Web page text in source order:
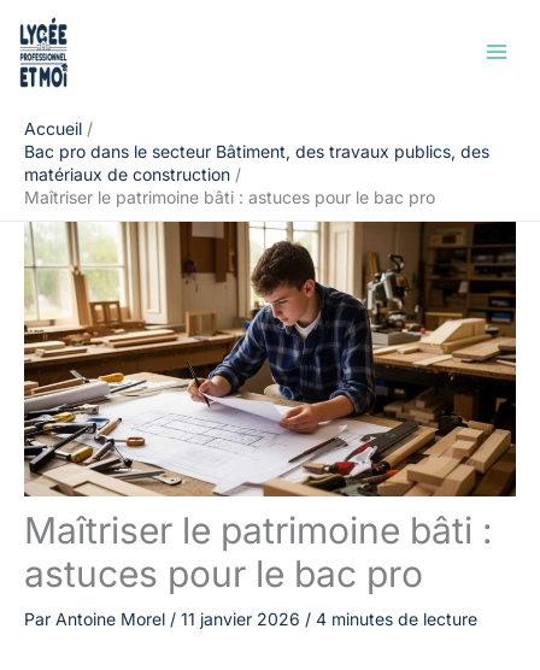
contenu
Accueil
Bac pro dans le secteur Bâtiment, des travaux publics, des
matériaux de construction
Maîtriser le patrimoine bâti : astuces pour le bac pro
Maîtriser le patrimoine bâti :
astuces pour le bac pro
Par Antoine Morel / 11 janvier 2026 / 4 minutes de lecture
Rechercher